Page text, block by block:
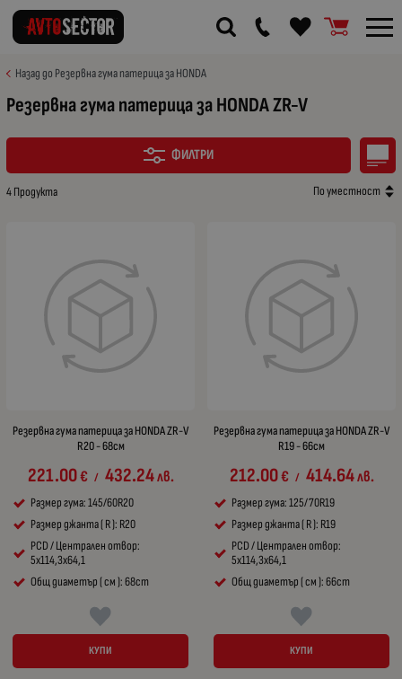
Назад до Резервна гума патерица за HONDA
Резервна гума патерица за HONDA ZR-V
ФИЛТРИ
4 Продукта По уместност
Резервна гума патерица за HONDA ZR-V
R20 - 68см
221.00€ / 432.24лв.
Размер гума: 145/60R20
Размер джанта ( R ): R20
PCD / Централен отвор:
5x114,3x64,1
Общ диаметър ( см ): 68cm
КУПИ
Резервна гума патерица за HONDA ZR-V
R19 - 66см
212.00€ / 414.64лв.
Размер гума: 125/70R19
Размер джанта ( R ): R19
PCD / Централен отвор:
5x114,3x64,1
Общ диаметър ( см ): 66cm
КУПИ